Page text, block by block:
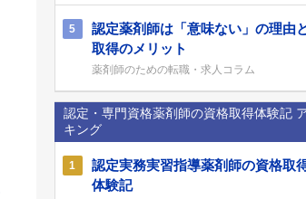
5
認定薬剤師は「意味ない」の理由
取得のメリット
薬剤師のための転職・求人コラム
認定・専門資格薬剤師の資格取得体験記
キング
1
認定実務実習指導薬剤師の資格取
体験記